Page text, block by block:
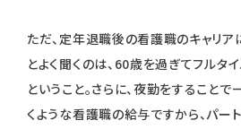
ただ、定年退職後の看護職のキャリア
とよく聞くのは、60歳を過ぎてフルタ
ということ。さらに、夜勤をすること
くような看護職の給与ですから、パ